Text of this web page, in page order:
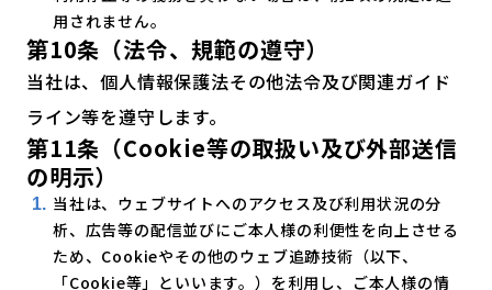
用されません。
第10条（法令、規範の遵守）
当社は、個人情報保護法その他法令及び関連ガイド
ライン等を遵守します。
第11条（Cookie等の取扱い及び外部送信
の明示）
当社は、ウェブサイトへのアクセス及び利用状況の分
析、広告等の配信並びにご本人様の利便性を向上させる
ため、Cookieやその他のウェブ追跡技術（以下、
「Cookie等」といいます。）を利用し、ご本人様の情